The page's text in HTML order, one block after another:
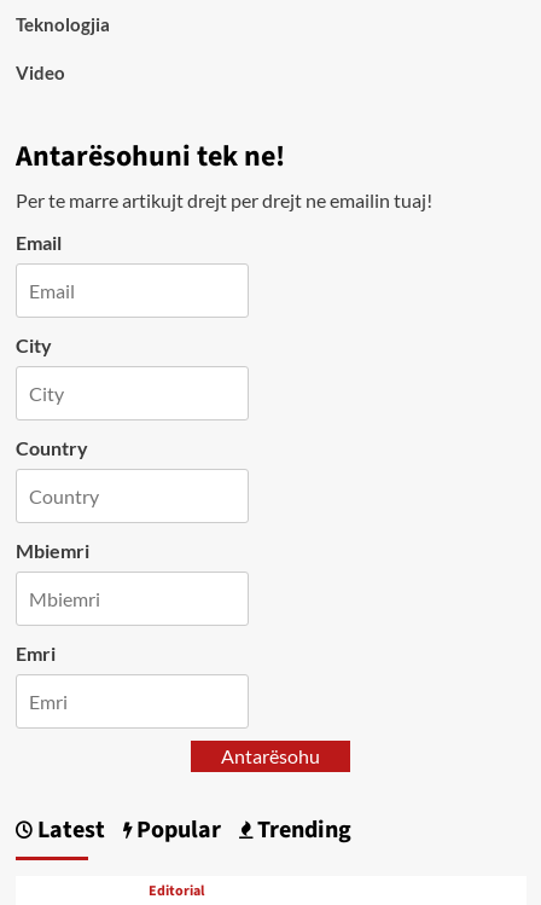
Teknologjia
Video
Antarësohuni tek ne!
Per te marre artikujt drejt per drejt ne emailin tuaj!
Email
City
Country
Mbiemri
Emri
Antarësohu
Latest Popular Trending
Editorial